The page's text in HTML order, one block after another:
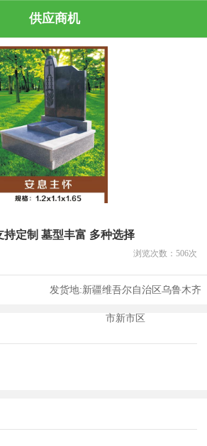
供应商机
定制 墓型丰富 多种选择
浏览次数： 506次
发货地:新疆维吾尔自治区乌鲁木齐
市新市区